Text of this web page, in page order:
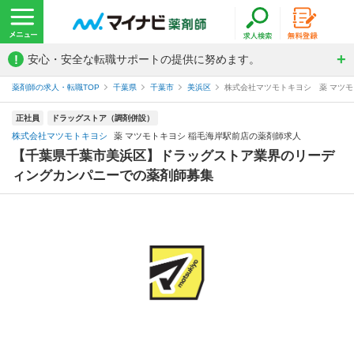
! 安心・安全な転職サポートの提供に努めます。
薬剤師の求人・転職TOP 千葉県 千葉市 美浜区 株式会社マツモトキヨシ 薬 マツ
正社員 ドラッグストア（調剤併設）
株式会社マツモトキヨシ 薬 マツモトキヨシ 稲毛海岸駅前店の薬剤師求人
【千葉県千葉市美浜区】ドラッグストア業界のリーデ
ィングカンパニーでの薬剤師募集